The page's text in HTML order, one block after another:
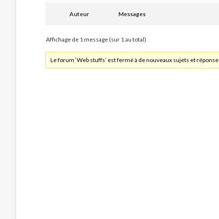
Auteur Messages
Affichage de 1 message (sur 1 au total)
Le forum ‘Web stuffs’ est fermé à de nouveaux sujets et